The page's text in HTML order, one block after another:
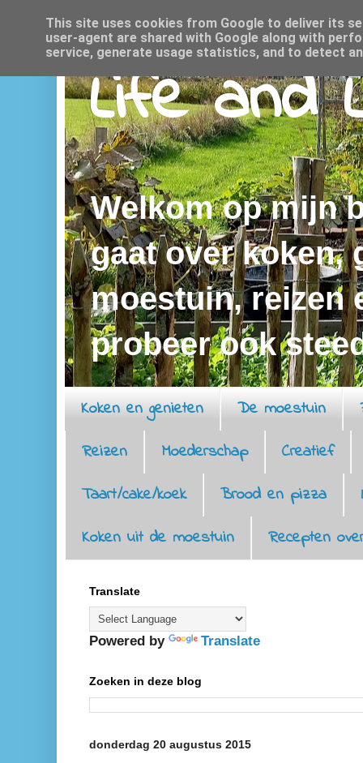
Life and
Welkom op mijn
gaat over koken,
moestuin, reizen
probeer ook
Koken en genieten De moestuin
Reizen
Moederschap
Creatief
Taart/cake/koek
Brood en pizza
Koken uit de moestuin
Recepten
Translate
Powered by Translate
Zoeken in deze blog
donderdag 20 augustus 2015
This site uses cookies from Google to deliver its
user-agent are shared with Google along with
service, generate usage statistics, and to detect